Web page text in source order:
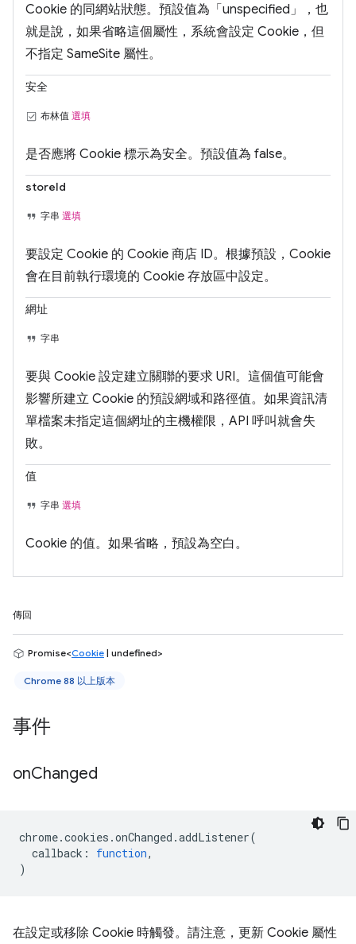
Cookie 的同網站狀態。預設值為「unspecified」，也
就是說，如果省略這個屬性，系統會設定 Cookie，但
不指定 SameSite 屬性。
安全
布林值 選填
是否應將 Cookie 標示為安全。預設值為 false。
storeId
字串 選填
要設定 Cookie 的 Cookie 商店 ID。根據預設，Cookie
會在目前執行環境的 Cookie 存放區中設定。
網址
字串
要與 Cookie 設定建立關聯的要求 URI。這個值可能會
影響所建立 Cookie 的預設網域和路徑值。如果資訊清
單檔案未指定這個網址的主機權限，API 呼叫就會失
敗。
值
字串 選填
Cookie 的值。如果省略，預設為空白。
傳回
Promise<Cookie | undefined>
Chrome 88 以上版本
事件
onChanged
chrome.cookies .onChanged .addListener(
callback : function,
)
在設定或移除 Cookie 時觸發。請注意，更新 Cookie 屬性